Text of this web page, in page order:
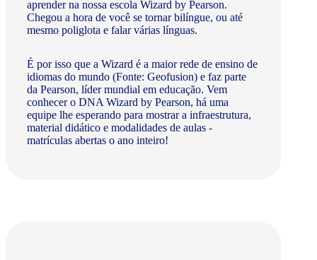
aprender na nossa escola Wizard by Pearson.
Chegou a hora de você se tornar bilíngue, ou até
mesmo poliglota e falar várias línguas.
É por isso que a Wizard é a maior rede de ensino de
idiomas do mundo (Fonte: Geofusion) e faz parte
da Pearson, líder mundial em educação. Vem
conhecer o DNA Wizard by Pearson, há uma
equipe lhe esperando para mostrar a infraestrutura,
material didático e modalidades de aulas -
matrículas abertas o ano inteiro!